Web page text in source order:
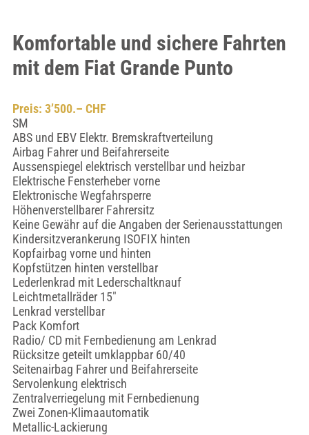
Komfortable und sichere Fahrten
mit dem Fiat Grande Punto
Preis: 3’500.– CHF
SM
ABS und EBV Elektr. Bremskraftverteilung
Airbag Fahrer und Beifahrerseite
Aussenspiegel elektrisch verstellbar und heizbar
Elektrische Fensterheber vorne
Elektronische Wegfahrsperre
Höhenverstellbarer Fahrersitz
Keine Gewähr auf die Angaben der Serienausstattungen
Kindersitzverankerung ISOFIX hinten
Kopfairbag vorne und hinten
Kopfstützen hinten verstellbar
Lederlenkrad mit Lederschaltknauf
Leichtmetallräder 15"
Lenkrad verstellbar
Pack Komfort
Radio/ CD mit Fernbedienung am Lenkrad
Rücksitze geteilt umklappbar 60/40
Seitenairbag Fahrer und Beifahrerseite
Servolenkung elektrisch
Zentralverriegelung mit Fernbedienung
Zwei Zonen-Klimaautomatik
Metallic-Lackierung